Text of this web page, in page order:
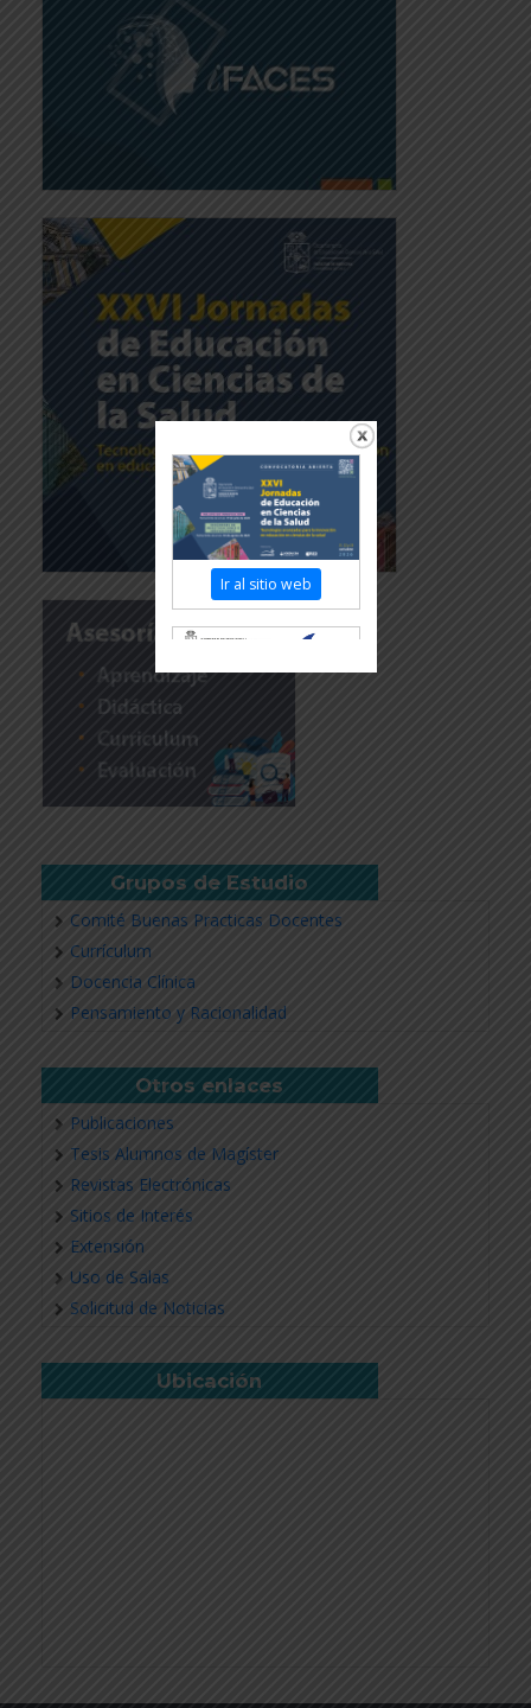
Grupos de Estudio
Comité Buenas Practicas Docentes
Currículum
Docencia Clínica
Pensamiento y Racionalidad
Otros enlaces
Publicaciones
Tesis Alumnos de Magíster
Revistas Electrónicas
Sitios de Interés
Extensión
Uso de Salas
Solicitud de Noticias
Ubicación
Ir al sitio web
Revisar más información